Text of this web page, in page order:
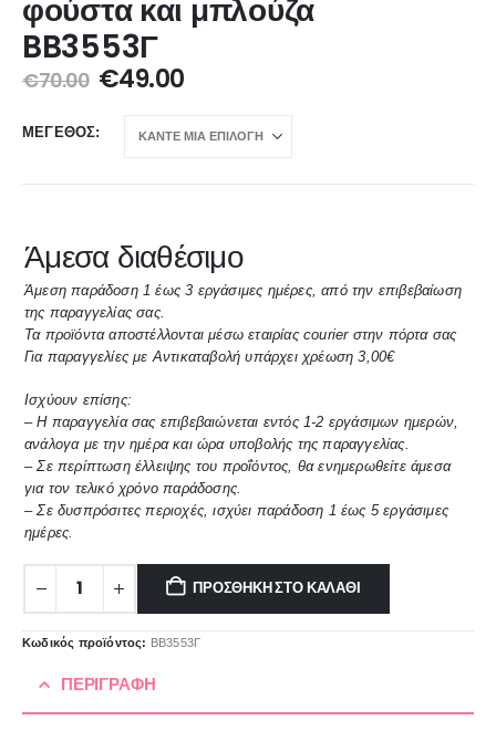
φούστα και μπλούζα
BB3553Γ
€70.00 €49.00
ΜΈΓΕΘΟΣ
Άμεσα διαθέσιμο
Άμεση παράδοση 1 έως 3 εργάσιμες ημέρες, από την επιβεβαίωση
της παραγγελίας σας.
Τα προϊόντα αποστέλλονται μέσω εταιρίας courier στην πόρτα σας
Για παραγγελίες με Αντικαταβολή υπάρχει χρέωση 3,00€
Ισχύουν επίσης:
– Η παραγγελία σας επιβεβαιώνεται εντός 1-2 εργάσιμων ημερών,
ανάλογα με την ημέρα και ώρα υποβολής της παραγγελίας.
– Σε περίπτωση έλλειψης του προΐόντος, θα ενημερωθείτε άμεσα
για τον τελικό χρόνο παράδοσης.
– Σε δυσπρόσιτες περιοχές, ισχύει παράδοση 1 έως 5 εργάσιμες
ημέρες.
ΠΡΟΣΘΉΚΗ ΣΤΟ ΚΑΛΆΘΙ
Κωδικός προϊόντος: BB3553Γ
ΠΕΡΙΓΡΑΦΉ